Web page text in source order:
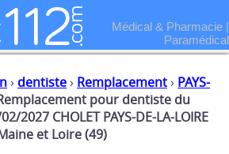
Médical & Pharmacie |
Paramédical
› dentiste› Remplacement› PAYS-
pour dentiste du
2027 CHOLET PAYS-DE-LA-LOIRE
et Loire (49)